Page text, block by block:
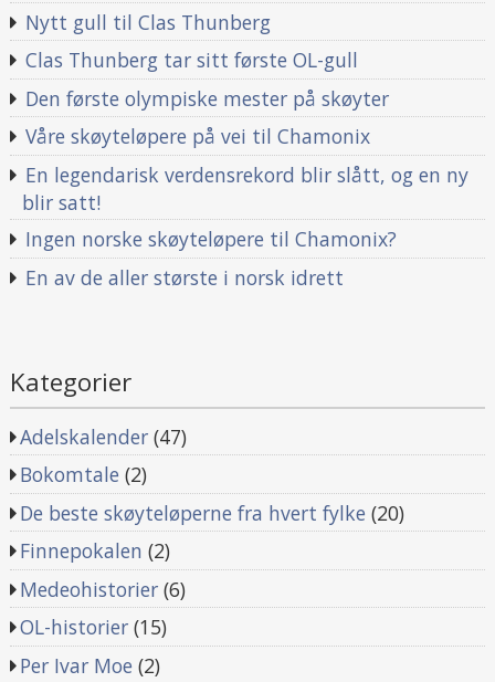
Nytt gull til Clas Thunberg
Clas Thunberg tar sitt første OL-gull
Den første olympiske mester på skøyter
Våre skøyteløpere på vei til Chamonix
En legendarisk verdensrekord blir slått, og en ny
blir satt!
Ingen norske skøyteløpere til Chamonix?
En av de aller største i norsk idrett
Kategorier
Adelskalender (47)
Bokomtale (2)
De beste skøyteløperne fra hvert fylke (20)
Finnepokalen (2)
Medeohistorier (6)
OL-historier (15)
Per Ivar Moe (2)